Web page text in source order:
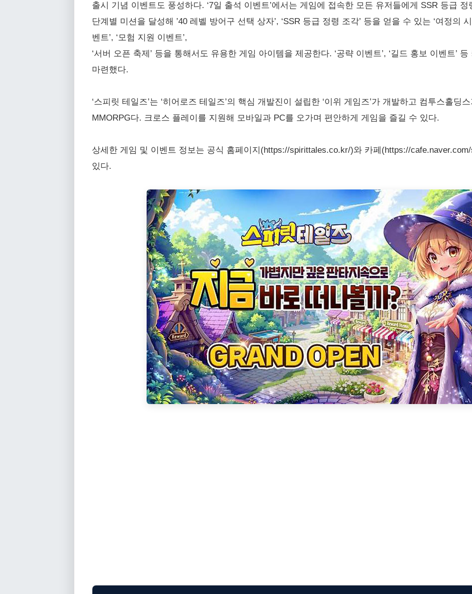
출시 기념 이벤트도 풍성하다. ‘7일 출석 이벤트’에서는 게임에 접속한 모든 유저들에게 SSR 등급 정
단계별 미션을 달성해 ’40 레벨 방어구 선택 상자’, ‘SSR 등급 정령 조각’ 등을 얻을 수 있는 ‘여정의
벤트’, ‘모험 지원 이벤트’,
‘서버 오픈 축제’ 등을 통해서도 유용한 게임 아이템을 제공한다. ‘공략 이벤트’, ‘길드 홍보 이벤트’
마련했다.
‘스피릿 테일즈’는 ‘히어로즈 테일즈’의 핵심 개발진이 설립한 ‘이위 게임즈’가 개발하고 컴투스홀딩
MMORPG다. 크로스 플레이를 지원해 모바일과 PC를 오가며 편안하게 게임을 즐길 수 있다.
상세한 게임 및 이벤트 정보는 공식 홈페이지(https://spirittales.co.kr/)와 카페(https://
있다.